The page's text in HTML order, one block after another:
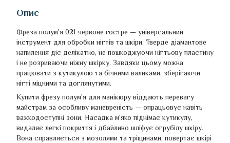
Опис
Фреза полум'я 021 червоне гостре — універсальний
інструмент для обробки нігтів та шкіри. Тверде діамантове
напилення діє делікатно, не пошкоджуючи нігтьову пластину
і не розриваючи ніжну шкірку. Завдяки цьому можна
працювати з кутикулою та бічними валиками, зберігаючи
нігті міцними та доглянутими.
Купити фрезу полум'я для манікюру віддають перевагу
майстрам за особливу маневреність — опрацьовує навіть
важкодоступні зони. Насадка м'яко піднімає кутикулу,
видаляє легкі покриття і дбайливо шліфує огрубілу шкіру.
Вона справляється з мозолями та тріщинами, повертає шкірі